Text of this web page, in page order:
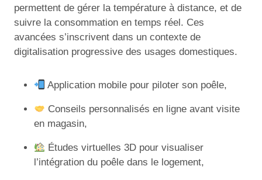
permettent de gérer la température à distance, et de
suivre la consommation en temps réel. Ces
avancées s’inscrivent dans un contexte de
digitalisation progressive des usages domestiques.
Application mobile pour piloter son poêle,
Conseils personnalisés en ligne avant visite
en magasin,
Études virtuelles 3D pour visualiser
l’intégration du poêle dans le logement,